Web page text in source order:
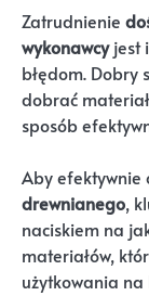
Zatrudnienie
wykonawcyjest
błędom. Dobry
dobrać
sposób
Aby efektywnie
drewnianego,
naciskiem na
materiałów,
użytkowania